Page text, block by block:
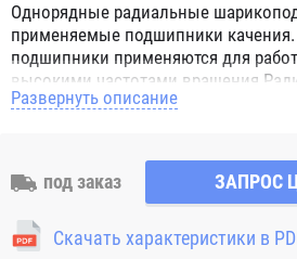
Однорядные радиальные
применяемые подшипники
подшипники применяются для
высокими частотами
шарикоподшипники обозначением
обозначением 2RS 2RS1 2RSH 2RSR
контактные уплотнения из
(NBR) и пригодны для средних
поставляются подшипники с
Развернуть описание
под заказ ЗАПРОС
Скачать характеристики в